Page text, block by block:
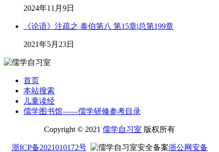
2024年11月9日
《论语》注疏之 泰伯第八 第15章|总第199章
2021年5月23日
首页
本站搜索
儿童读经
儒学图书馆——儒学研修参考目录
Copyright © 2021 儒学自习室 版权所有
浙ICP备2021010172号
浙公网安备